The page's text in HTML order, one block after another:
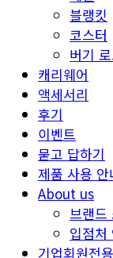
블랭킷
코스터
버기
캐리웨어
액세서리
후기
이벤트
묻고 답하기
제품 사용 안
About us
브랜드
입점처
기업회원전용